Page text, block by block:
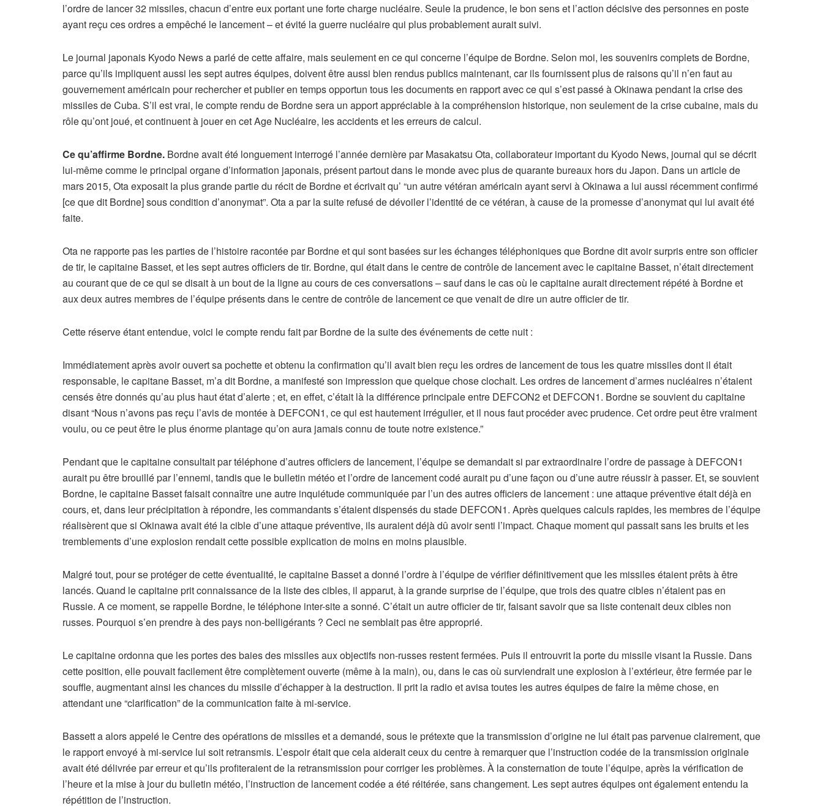
l’ordre de lancer 32 missiles, chacun d’entre eux portant une forte charge nucléaire. Seule la prudence, le bon sens et l’action décisive des personnes en poste
ayant reçu ces ordres a empêché le lancement – et évité la guerre nucléaire qui plus probablement aurait suivi.
Le journal japonais Kyodo News a parlé de cette affaire, mais seulement en ce qui concerne l’équipe de Bordne. Selon moi, les souvenirs complets de Bordne,
parce qu’ils impliquent aussi les sept autres équipes, doivent être aussi bien rendus publics maintenant, car ils fournissent plus de raisons qu’il n’en faut au
gouvernement américain pour rechercher et publier en temps opportun tous les documents en rapport avec ce qui s’est passé à Okinawa pendant la crise des
missiles de Cuba. S’il est vrai, le compte rendu de Bordne sera un apport appréciable à la compréhension historique, non seulement de la crise cubaine, mais du
rôle qu’ont joué, et continuent à jouer en cet Age Nucléaire, les accidents et les erreurs de calcul.
Ce qu’affirme Bordne. Bordne avait été longuement interrogé l’année dernière par Masakatsu Ota, collaborateur important du Kyodo News, journal qui se décrit
lui-même comme le principal organe d’information japonais, présent partout dans le monde avec plus de quarante bureaux hors du Japon. Dans un article de
mars 2015, Ota exposait la plus grande partie du récit de Bordne et écrivait qu’ “un autre vétéran américain ayant servi à Okinawa a lui aussi récemment confirmé
[ce que dit Bordne] sous condition d’anonymat”. Ota a par la suite refusé de dévoiler l’identité de ce vétéran, à cause de la promesse d’anonymat qui lui avait été
faite.
Ota ne rapporte pas les parties de l’histoire racontée par Bordne et qui sont basées sur les échanges téléphoniques que Bordne dit avoir surpris entre son officier
de tir, le capitaine Basset, et les sept autres officiers de tir. Bordne, qui était dans le centre de contrôle de lancement avec le capitaine Basset, n’était directement
au courant que de ce qui se disait à un bout de la ligne au cours de ces conversations – sauf dans le cas où le capitaine aurait directement répété à Bordne et
aux deux autres membres de l’équipe présents dans le centre de contrôle de lancement ce que venait de dire un autre officier de tir.
Cette réserve étant entendue, voici le compte rendu fait par Bordne de la suite des événements de cette nuit :
Immédiatement après avoir ouvert sa pochette et obtenu la confirmation qu’il avait bien reçu les ordres de lancement de tous les quatre missiles dont il était
responsable, le capitane Basset, m’a dit Bordne, a manifesté son impression que quelque chose clochait. Les ordres de lancement d’armes nucléaires n’étaient
censés être donnés qu’au plus haut état d’alerte ; et, en effet, c’était là la différence principale entre DEFCON2 et DEFCON1. Bordne se souvient du capitaine
disant “Nous n’avons pas reçu l’avis de montée à DEFCON1, ce qui est hautement irrégulier, et il nous faut procéder avec prudence. Cet ordre peut être vraiment
voulu, ou ce peut être le plus énorme plantage qu’on aura jamais connu de toute notre existence.”
Pendant que le capitaine consultait par téléphone d’autres officiers de lancement, l’équipe se demandait si par extraordinaire l’ordre de passage à DEFCON1
aurait pu être brouillé par l’ennemi, tandis que le bulletin météo et l’ordre de lancement codé aurait pu d’une façon ou d’une autre réussir à passer. Et, se souvient
Bordne, le capitaine Basset faisait connaître une autre inquiétude communiquée par l’un des autres officiers de lancement : une attaque préventive était déjà en
cours, et, dans leur précipitation à répondre, les commandants s’étaient dispensés du stade DEFCON1. Après quelques calculs rapides, les membres de l’équipe
réalisèrent que si Okinawa avait été la cible d’une attaque préventive, ils auraient déjà dû avoir senti l’impact. Chaque moment qui passait sans les bruits et les
tremblements d’une explosion rendait cette possible explication de moins en moins plausible.
Malgré tout, pour se protéger de cette éventualité, le capitaine Basset a donné l’ordre à l’équipe de vérifier définitivement que les missiles étaient prêts à être
lancés. Quand le capitaine prit connaissance de la liste des cibles, il apparut, à la grande surprise de l’équipe, que trois des quatre cibles n’étaient pas en
Russie. A ce moment, se rappelle Bordne, le téléphone inter-site a sonné. C’était un autre officier de tir, faisant savoir que sa liste contenait deux cibles non
russes. Pourquoi s’en prendre à des pays non-belligérants ? Ceci ne semblait pas être approprié.
Le capitaine ordonna que les portes des baies des missiles aux objectifs non-russes restent fermées. Puis il entrouvrit la porte du missile visant la Russie. Dans
cette position, elle pouvait facilement être complètement ouverte (même à la main), ou, dans le cas où surviendrait une explosion à l’extérieur, être fermée par le
souffle, augmentant ainsi les chances du missile d’échapper à la destruction. Il prit la radio et avisa toutes les autres équipes de faire la même chose, en
attendant une “clarification” de la communication faite à mi-service.
Bassett a alors appelé le Centre des opérations de missiles et a demandé, sous le prétexte que la transmission d’origine ne lui était pas parvenue clairement, que
le rapport envoyé à mi-service lui soit retransmis. L’espoir était que cela aiderait ceux du centre à remarquer que l’instruction codée de la transmission originale
avait été délivrée par erreur et qu’ils profiteraient de la retransmission pour corriger les problèmes. À la consternation de toute l’équipe, après la vérification de
l’heure et la mise à jour du bulletin météo, l’instruction de lancement codée a été réitérée, sans changement. Les sept autres équipes ont également entendu la
répétition de l’instruction.